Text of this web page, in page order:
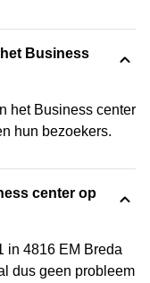
het Business
het Business center
hun bezoekers.
center op
in 4816 EM Breda
dus geen probleem